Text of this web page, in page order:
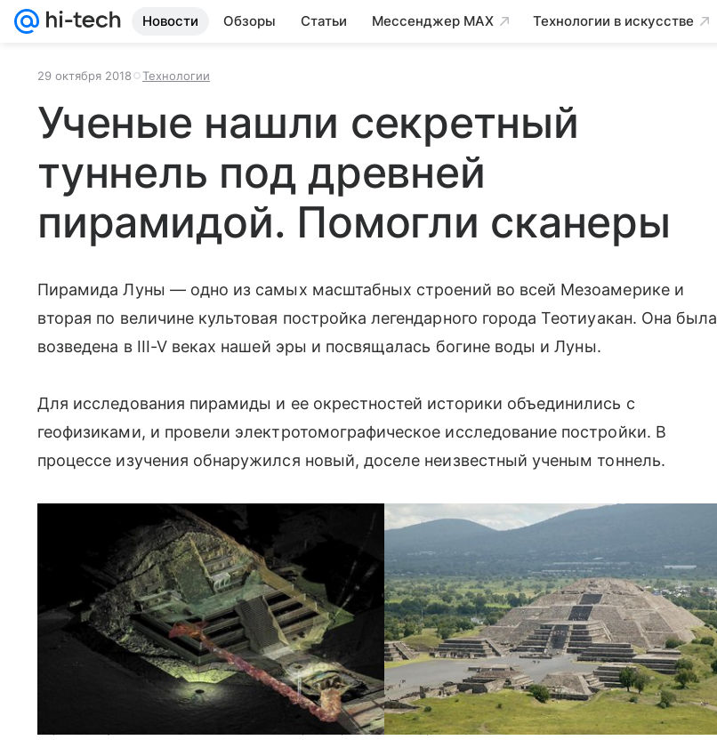
Новости Обзоры Статьи Мессенджер MAX Технологии в искусстве
29 октября 2018 Технологии
Ученые нашли секретный
туннель под древней
пирамидой. Помогли сканеры
Пирамида Луны — одно из самых масштабных строений во всей Мезоамерике и
вторая по величине культовая постройка легендарного города Теотиуакан. Она была
возведена в III-V веках нашей эры и посвящалась богине воды и Луны.
Для исследования пирамиды и ее окрестностей историки объединились с
геофизиками, и провели электротомографическое исследование постройки. В
процессе изучения обнаружился новый, доселе неизвестный ученым тоннель.
Пирамида Луны и ее новая тайна в компьютерной проекции сканеров